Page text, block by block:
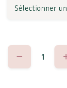
quantité